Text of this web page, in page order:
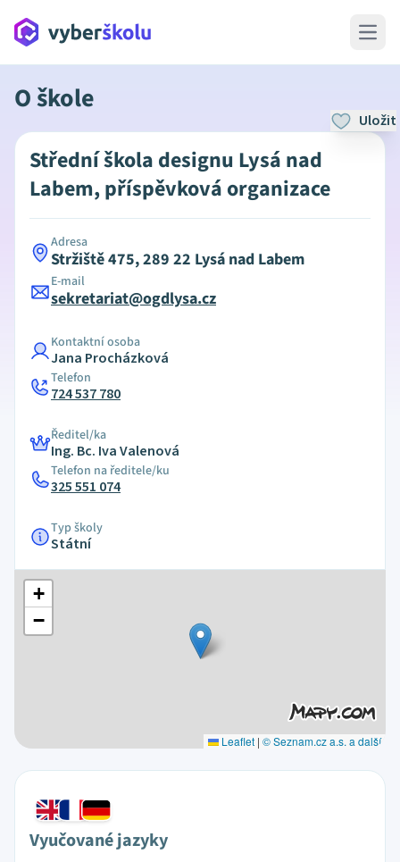
Open
O škole
Uložit
Střední škola designu Lysá nad
Labem, příspěvková organizace
Adresa
Stržiště 475, 289 22 Lysá nad Labem
E-mail
sekretariat@ogdlysa.cz
Kontaktní osoba
Jana Procházková
Telefon
724 537 780
Ředitel/ka
Ing. Bc. Iva Valenová
Telefon na ředitele/ku
325 551 074
Typ školy
Státní
+
−
Leaflet | © Seznam.cz a.s. a další
Vyučované jazyky